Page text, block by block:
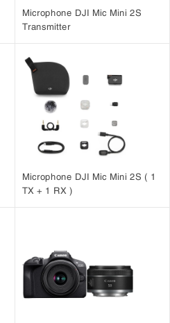
Microphone DJI Mic Mini 2S
Transmitter
Microphone DJI Mic Mini 2S ( 1
TX + 1 RX )